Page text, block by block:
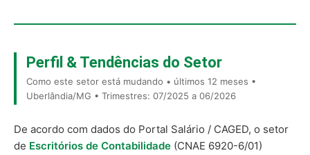
Perfil & Tendências do Setor
Como este setor está mudando • últimos 12 meses •
Uberlândia/MG • Trimestres: 07/2025 a 06/2026
De acordo com dados do Portal Salário / CAGED, o setor
de Escritórios de Contabilidade (CNAE 6920-6/01)